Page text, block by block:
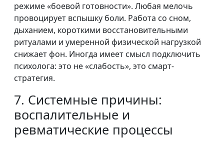
режиме «боевой готовности». Любая мелочь
провоцирует вспышку боли. Работа со сном,
дыханием, короткими восстановительными
ритуалами и умеренной физической нагрузкой
снижает фон. Иногда имеет смысл подключить
психолога: это не «слабость», это смарт-
стратегия.
7. Системные причины:
воспалительные и
ревматические процессы